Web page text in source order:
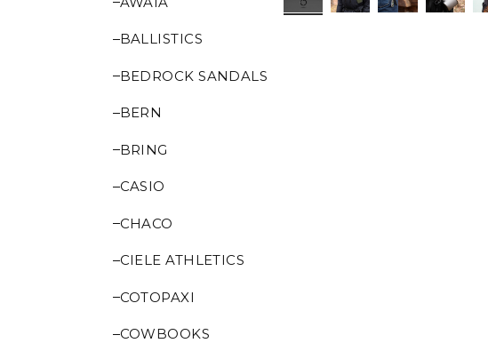
BALLISTICS
BEDROCK SANDALS
BERN
BRING
CASIO
CHACO
CIELE ATHLETICS
COTOPAXI
COWBOOKS